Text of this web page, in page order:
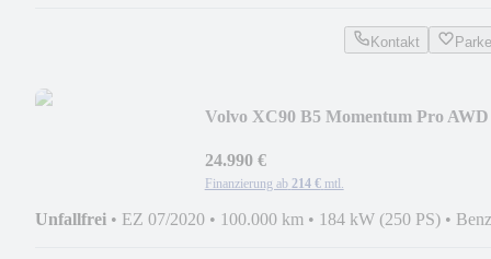
Kontakt
Volvo XC90 B5 Momentum Pro AWD
24.990 €
Finanzierung ab 214 € mtl.
Unfallfrei • EZ 07/2020 • 100.000 km • 184 kW (250 PS) •